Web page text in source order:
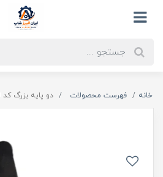
خانه فهرست محصولات دو پایه بزرگ کد 00202389